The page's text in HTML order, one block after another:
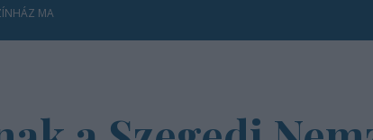
MA